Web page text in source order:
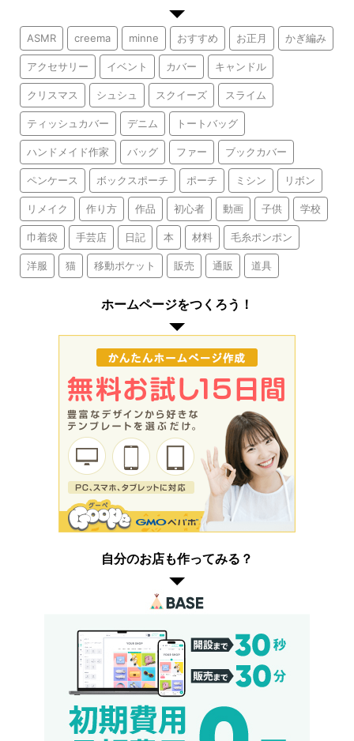
ASMR creema minne おすすめ お正月 かぎ編み
アクセサリー イベント カバー キャンドル
クリスマス シュシュ スクイーズ スライム
ティッシュカバー デニム トートバッグ
ハンドメイド作家 バッグ ファー ブックカバー
ペンケース ボックスポーチ ポーチ ミシン リボン
リメイク 作り方 作品 初心者 動画 子供 学校
巾着袋 手芸店 日記 本 材料 毛糸ポンポン
洋服 猫 移動ポケット 販売 通販 道具
ホームページをつくろう！
自分のお店も作ってみる？